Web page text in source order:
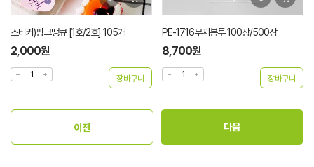
PE-1716무지봉투 100장/500장
8,700원
투명 지퍼링봉투 34호 100장
15,800원